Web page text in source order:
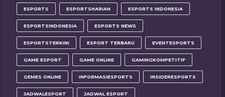
ESPORTS ESPORTSHARIAN ESPORTS INDONESIA
ESPORTSINDONESIA ESPORTS NEWS
ESPORTSTERKINI ESPORT TERBARU EVENTESPORTS
GAME ESPORT GAME ONLINE GAMINGKOMPETITIF
GEMES ONLINE INFORMASIESPORTS INSIDERESPORTS
JADWALESPORT JADWAL ESPORT